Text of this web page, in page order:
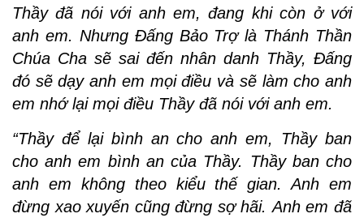
Thầy đã nói với anh em, đang khi còn ở với
anh em. Nhưng Đấng Bảo Trợ là Thánh Thần
Chúa Cha sẽ sai đến nhân danh Thầy, Đấng
đó sẽ dạy anh em mọi điều và sẽ làm cho anh
em nhớ lại mọi điều Thầy đã nói với anh em.
“Thầy để lại bình an cho anh em, Thầy ban
cho anh em bình an của Thầy. Thầy ban cho
anh em không theo kiểu thế gian. Anh em
đừng xao xuyến cũng đừng sợ hãi. Anh em đã